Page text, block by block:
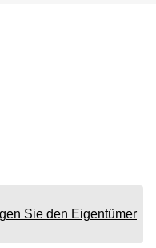
Sie den Eigentümer